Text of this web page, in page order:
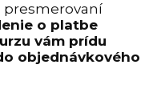
presmerovaní
o platbe
vám prídu
objednávkového